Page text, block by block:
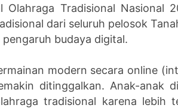
Olahraga Tradisional Nasional
dari seluruh pelosok
budaya digital.
modern secara online
ditinggalkan. Anak-anak
tradisional karena